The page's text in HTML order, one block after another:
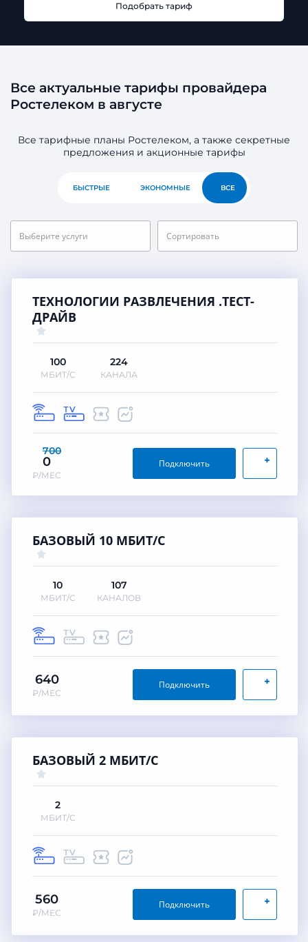
Подобрать тариф
Все актуальные тарифы провайдера
Ростелеком в августе
Все тарифные планы Ростелеком, а также секретные
предложения и акционные тарифы
БЫСТРЫЕ ЭКОНОМНЫЕ ВСЕ
Выберите услуги Сортировать
ТЕХНОЛОГИИ РАЗВЛЕЧЕНИЯ .ТЕСТ-
ДРАЙВ
100
МБИТ/С
224
КАНАЛА
700
0
₽/МЕС
+
Подключить
БАЗОВЫЙ 10 МБИТ/С
10
МБИТ/С
107
КАНАЛОВ
640
₽/МЕС
+
Подключить
БАЗОВЫЙ 2 МБИТ/С
2
МБИТ/С
560
₽/МЕС
+
Подключить